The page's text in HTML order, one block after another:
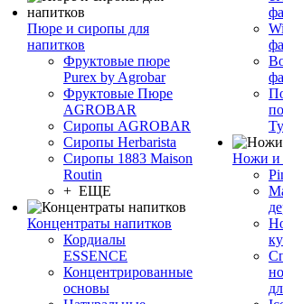
Пюре и сиропы для
напитков
Фруктовые пюре
Purex by Agrobar
Фруктовые Пюре
AGROBAR
Сиропы AGROBAR
Сиропы Herbarista
Сиропы 1883 Maison
Routin
+ ЕЩЕ
Концентраты напитков
Кордиалы
ESSENCE
Концентрированные
основы
Ножи и